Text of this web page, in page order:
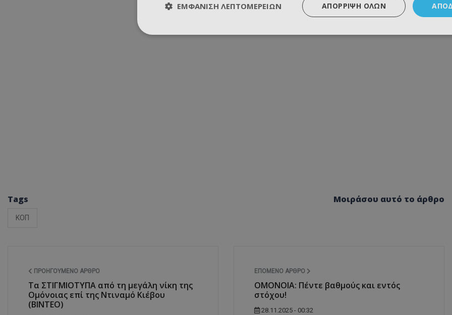
Tags
ΚΟΠ
Μοιράσου αυτό το άρθρο
ΠΡΟΗΓΟΎΜΕΝΟ ΆΡΘΡΟ
Τα ΣΤΙΓΜΙΟΤΥΠΑ από τη μεγάλη νίκη της
Ομόνοιας επί της Ντιναμό Κιέβου
(ΒΙΝΤΕΟ)
ΕΠΌΜΕΝΟ ΆΡΘΡΟ
ΟΜΟΝΟΙΑ: Πέντε βαθμούς και εντός
στόχου!
28.11.2025 - 00:32
ΑΠΌΡΡΙΨΗ ΌΛΩΝ
ΕΜΦΆΝΙΣΗ ΛΕΠΤΟΜΕΡΕΙΏΝ